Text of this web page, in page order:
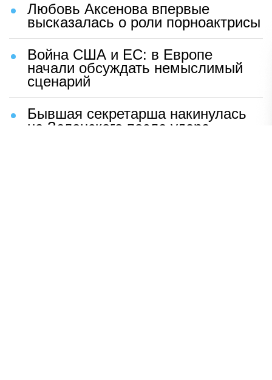
Любовь Аксенова впервые
высказалась о роли порноактрисы
Война США и ЕС: в Европе
начали обсуждать немыслимый
сценарий
Бывшая секретарша накинулась
на Зеленского после удара